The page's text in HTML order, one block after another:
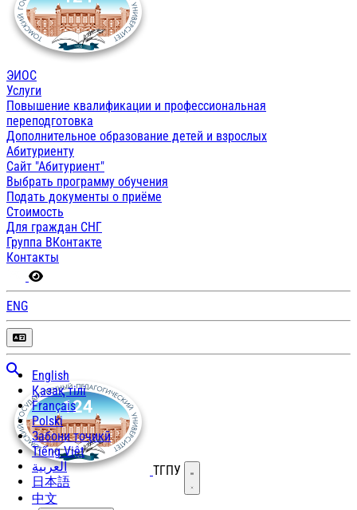
ЭИОС
Услуги
Повышение квалификации и профессиональная
переподготовка
Дополнительное образование детей и взрослых
Абитуриенту
Сайт "Абитуриент"
Выбрать программу обучения
Подать документы о приёме
Стоимость
Для граждан СНГ
Группа ВКонтакте
Контакты
ENG
English
Қазақ тілі
Français
Polski
Забони тоҷикӣ
Tiếng Việt
العربية
日本語
中文
ТГПУ Открыть меню